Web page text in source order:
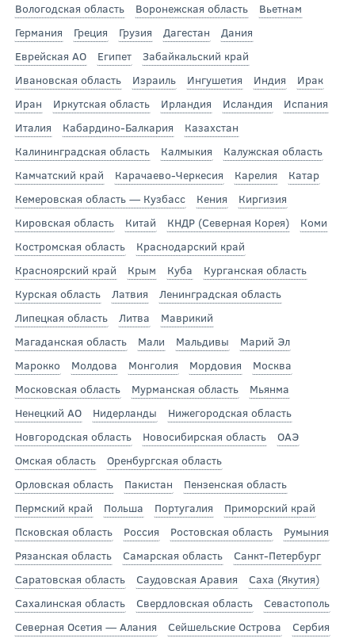
Вологодская область
Воронежская область
Вьетнам
Германия
Греция Грузия Дагестан
Дания
Еврейская АО
Египет
Забайкальский край
Ивановская область
Израиль Ингушетия Индия
Ирак
Иран
Иркутская область Ирландия Исландия
Испания
Италия
Кабардино-Балкария
Казахстан
Калининградская область
Калмыкия
Калужская область
Камчатский край
Карачаево-Черкесия Карелия
Катар
Кемеровская область — Кузбасс
Кения
Киргизия
Кировская область
Китай КНДР (Северная Корея)
Коми
Костромская область
Краснодарский край
Красноярский край
Крым Куба
Курганская область
Курская область
Латвия
Ленинградская область
Липецкая область
Литва
Маврикий
Магаданская область
Мали Мальдивы
Марий Эл
Марокко
Молдова Монголия Мордовия
Москва
Московская область
Мурманская область
Мьянма
Ненецкий АО
Нидерланды
Нижегородская область
Новгородская область
Новосибирская область
ОАЭ
Омская область
Оренбургская область
Орловская область
Пакистан
Пензенская область
Пермский край
Польша Португалия
Приморский край
Псковская область
Россия Ростовская область
Румыния
Рязанская область
Самарская область
Санкт-Петербург
Саратовская область
Саудовская Аравия
Саха (Якутия)
Сахалинская область
Свердловская область
Севастополь
Северная Осетия — Алания
Сейшельские Острова
Сербия